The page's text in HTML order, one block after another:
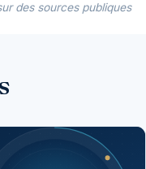
des sources publiques